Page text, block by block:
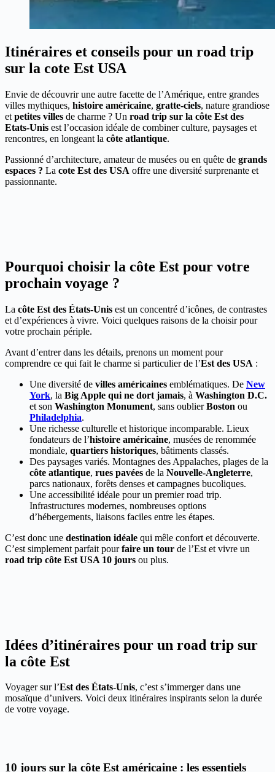
Itinéraires et conseils pour un road trip
sur la cote Est USA
Envie de découvrir une autre facette de l’Amérique, entre grandes
villes mythiques, histoire américaine, gratte-ciels, nature grandiose
et petites villes de charme ? Un road trip sur la côte Est des
Etats-Unis est l’occasion idéale de combiner culture, paysages et
rencontres, en longeant la côte atlantique.
Passionné d’architecture, amateur de musées ou en quête de grands
espaces ? La cote Est des USA offre une diversité surprenante et
passionnante.
Pourquoi choisir la côte Est pour votre
prochain voyage ?
La côte Est des États-Unis est un concentré d’icônes, de contrastes
et d’expériences à vivre. Voici quelques raisons de la choisir pour
votre prochain périple.
Avant d’entrer dans les détails, prenons un moment pour
comprendre ce qui fait le charme si particulier de l’Est des USA :
Une diversité de villes américaines emblématiques. De New
York, la Big Apple qui ne dort jamais, à Washington D.C.
et son Washington Monument, sans oublierBoston ou
Philadelphia.
Une richesse culturelle et historique incomparable. Lieux
fondateurs de l’histoire américaine, musées de renommée
mondiale, quartiers historiques, bâtiments classés.
Des paysages variés. Montagnes des Appalaches, plages de la
côte atlantique, rues pavées de la Nouvelle-Angleterre,
parcs nationaux, forêts denses et campagnes bucoliques.
Une accessibilité idéale pour un premier road trip.
Infrastructures modernes, nombreuses options
d’hébergements, liaisons faciles entre les étapes.
C’est donc une destination idéale qui mêle confort et découverte.
C’est simplement parfait pourfaire un tour de l’Est et vivre un
road trip côte Est USA 10 jours ou plus.
Idées d’itinéraires pour un road trip sur
la côte Est
Voyager sur l’Est des États-Unis, c’est s’immerger dans une
mosaïque d’univers. Voici deux itinéraires inspirants selon la durée
de votre voyage.
10 jours sur la côte Est américaine : les essentiels